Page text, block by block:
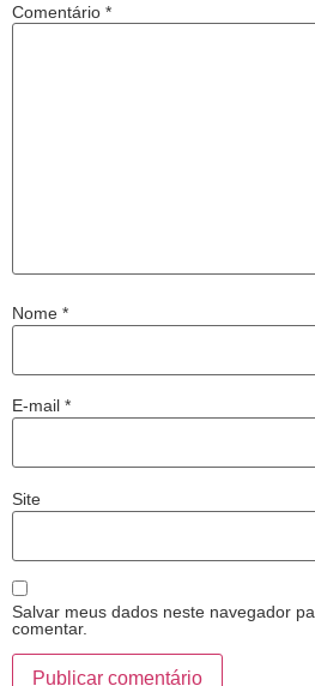
Comentário *
Nome *
E-mail *
Site
Salvar meus dados neste navegador
comentar.